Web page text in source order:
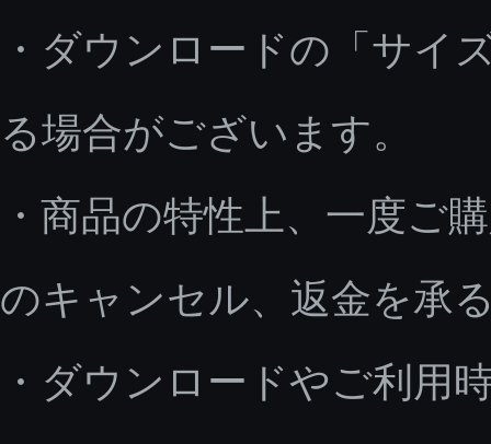
・ダウンロードの「サイ
る場合がございます。
・商品の特性上、一度ご
のキャンセル、返金を承
・ダウンロードやご利用